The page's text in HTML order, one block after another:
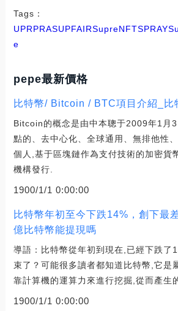
Tags：
UPRPRASUPFAIRSupreNFTSPRAY
e
pepe最新價格
比特幣/ Bitcoin / BTC項目介紹_比
Bitcoin的概念是由中本聰于2009年1月
點的、去中心化、全球通用、無排他性
個人,基于區塊鏈作為支付技術的加密貨
機構發行.
1900/1/1 0:00:00
比特幣年初至今下跌14%，創下最
億比特幣能提現嗎
導語：比特幣從年初到現在,已經下跌了
束了？可能很多讀者都知道比特幣,它是
靠計算機的運算力來進行挖掘,從而產生
1900/1/1 0:00:00